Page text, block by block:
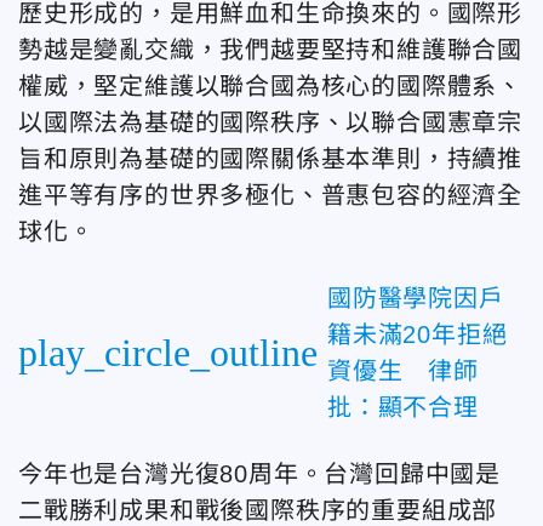
歷史形成的，是用鮮血和生命換來的。國際形
勢越是變亂交織，我們越要堅持和維護聯合國
權威，堅定維護以聯合國為核心的國際體系、
以國際法為基礎的國際秩序、以聯合國憲章宗
旨和原則為基礎的國際關係基本準則，持續推
進平等有序的世界多極化、普惠包容的經濟全
球化。
play_circle_outline
國防醫學院因戶
籍未滿20年拒絕
資優生 律師
批：顯不合理
今年也是台灣光復80周年。台灣回歸中國是
二戰勝利成果和戰後國際秩序的重要組成部